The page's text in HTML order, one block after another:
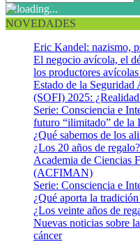
NOVEDADES
Eric Kandel: nazismo,
El negocio avícola, el
los productores
Estado de la
(SOFI) 2025:
Serie: Consciencia e
futuro “ilimitado” de la
¿Qué sabemos de los
¿Los 20 años de
Academia de Ciencias
(ACFIMAN)
Serie: Consciencia e
¿Qué aporta la
¿Los veinte años de
Nuevas noticias sobre
cáncer